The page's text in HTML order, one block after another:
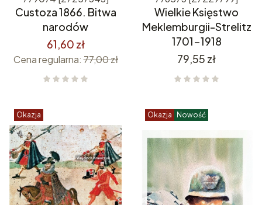
Custoza 1866. Bitwa
narodów
61,60 zł
Cena regularna: 77,00 zł
Wielkie Księstwo
Meklemburgii-Strelitz
1701-1918
Cena
79,55 zł
Okazja Okazja Nowość